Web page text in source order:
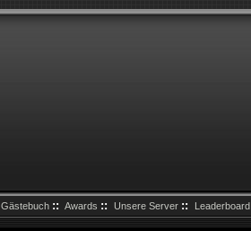
Gästebuch :: Awards :: Unsere Server :: Leaderboard